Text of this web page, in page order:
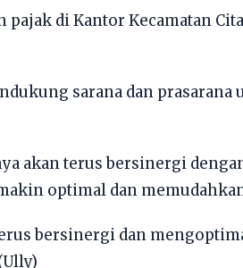
pajak di Kantor Kecamatan
sarana dan prasarana
akan terus bersinergi
optimal dan
bersinergi dan